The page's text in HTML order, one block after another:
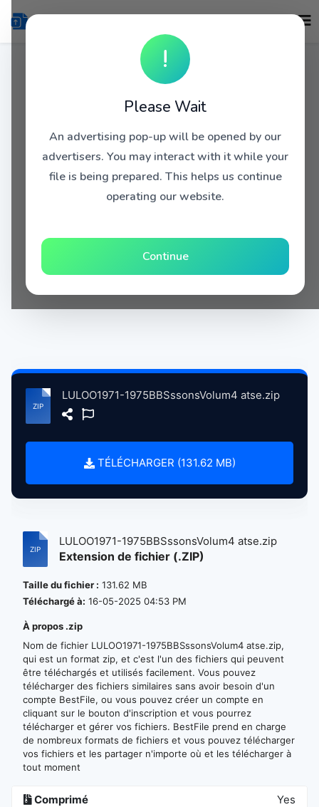
!
Please Wait
An advertising pop-up will be opened by our
advertisers. You may interact with it while your
file is being prepared. This helps us continue
operating our website.
Continue
LULOO1971-1975BBSssonsVolum4 atse.zip
TÉLÉCHARGER (131.62 MB)
LULOO1971-1975BBSssonsVolum4 atse.zip
Extension de fichier (.ZIP)
Taille du fichier : 131.62 MB
Téléchargé à: 16-05-2025 04:53 PM
À propos .zip
Nom de fichier LULOO1971-1975BBSssonsVolum4 atse.zip,
qui est un format zip, et c'est l'un des fichiers qui peuvent
être téléchargés et utilisés facilement. Vous pouvez
télécharger des fichiers similaires sans avoir besoin d'un
compte BestFile, ou vous pouvez créer un compte en
cliquant sur le bouton d'inscription et vous pourrez
télécharger et gérer vos fichiers. BestFile prend en charge
de nombreux formats de fichiers et vous pouvez télécharger
vos fichiers et les partager n'importe où et les télécharger à
tout moment
Comprimé Yes